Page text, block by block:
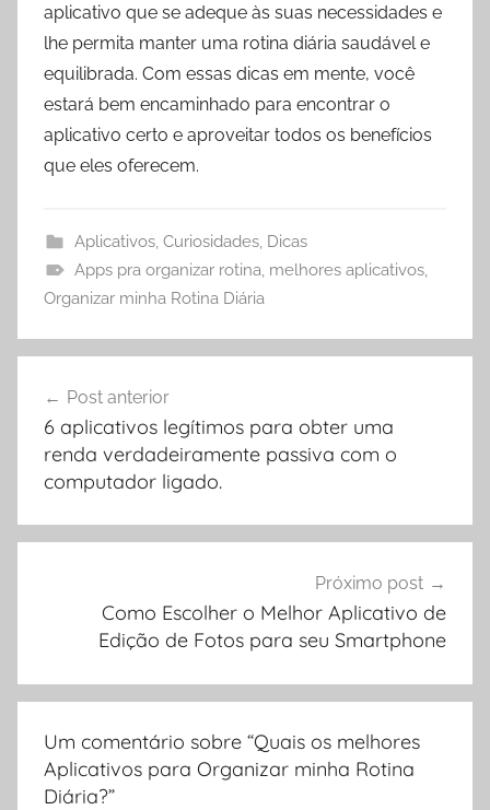
aplicativo que se adeque às suas necessidades e
lhe permita manter uma rotina diária saudável e
equilibrada. Com essas dicas em mente, você
estará bem encaminhado para encontrar o
aplicativo certo e aproveitar todos os benefícios
que eles oferecem.
Aplicativos, Curiosidades, Dicas
Apps pra organizar rotina, melhores aplicativos,
Organizar minha Rotina Diária
de
Post
Post anterior
6 aplicativos legítimos para obter uma
renda verdadeiramente passiva com o
computador ligado.
Próximo post
Como Escolher o Melhor Aplicativo de
Edição de Fotos para seu Smartphone
Um comentário sobre “Quais os melhores
Aplicativos para Organizar minha Rotina
Diária?”